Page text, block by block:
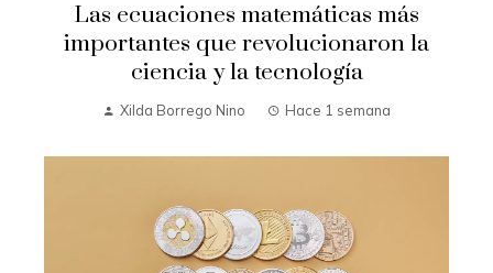
Las ecuaciones matemáticas más
importantes que revolucionaron la
ciencia y la tecnología
Xilda Borrego Nino Hace 1 semana